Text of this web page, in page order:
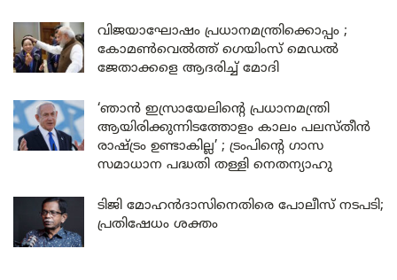
വിജയാഘോഷം പ്രധാനമന്ത്രിക്കൊപ്പം ;
കോമൺവെൽത്ത് ഗെയിംസ് മെഡൽ
ജേതാക്കളെ ആദരിച്ച് മോദി
‘ഞാൻ ഇസ്രായേലിന്റെ പ്രധാനമന്ത്രി
ആയിരിക്കുന്നിടത്തോളം കാലം പലസ്തീൻ
രാഷ്ട്രം ഉണ്ടാകില്ല’ ; ട്രംപിന്റെ ഗാസ
സമാധാന പദ്ധതി തള്ളി നെതന്യാഹു
ടിജി മോഹൻദാസിനെതിരെ പോലീസ് നടപടി;
പ്രതിഷേധം ശക്തം